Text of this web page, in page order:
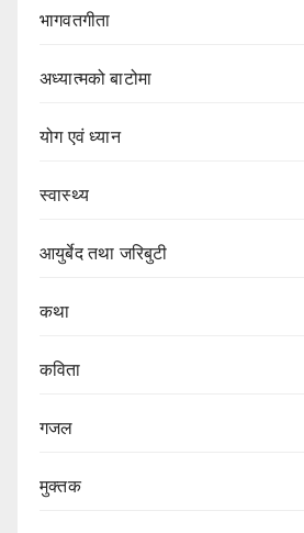
भागवतगीता
अध्यात्मको बाटोमा
योग एवं ध्यान
स्वास्थ्य
आयुर्बेद तथा जरिबुटी
कथा
कविता
गजल
मुक्तक